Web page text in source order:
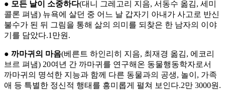
● 모든 날이 소중하다(대니 그레고리 지음, 서동수 옮김, 세미
콜론 펴냄) 뉴욕에 살던 중 어느 날 갑자기 아내가 사고로 반신
불수가 된 뒤 그림을 통해 삶의 의미를 되찾은 한 남자의 이야
기를 담았다.1만원.
● 까마귀의 마음(베른트 하인리히 지음, 최재경 옮김, 에코리
브르 펴냄) 20여년 간 까마귀를 연구해온 동물행동학자로서
까마귀의 명석한 지능과 함께 다른 동물과의 공생, 놀이, 가족
애 등 특별한 정신적 행태를 흥미롭게 펼쳐 보인다.2만 3000원.